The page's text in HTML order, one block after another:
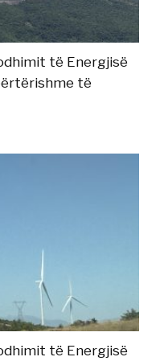
të Energjisë
të
të Energjisë